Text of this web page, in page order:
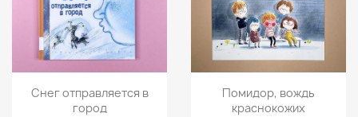
Просмотр
Снег отправляется в
город
Просмотр
Помидор, вождь
краснокожих